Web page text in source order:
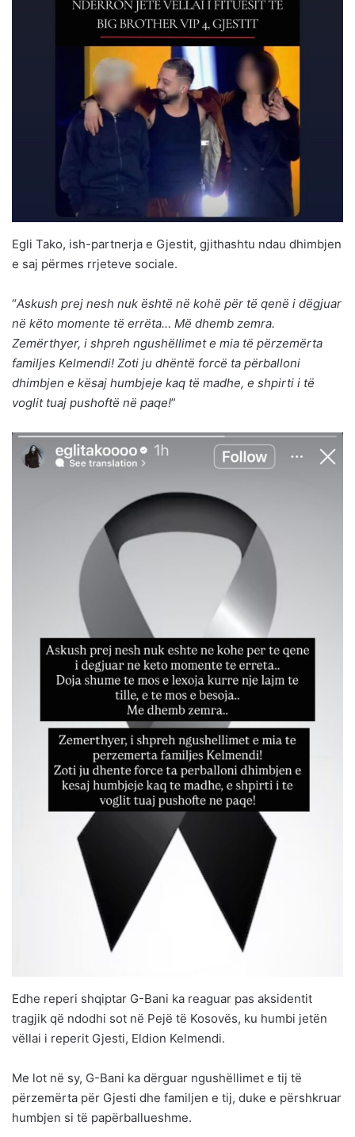
Egli Tako, ish-partnerja e Gjestit, gjithashtu ndau dhimbjen
e saj përmes rrjeteve sociale.
“Askush prej nesh nuk është në kohë për të qenë i dëgjuar
në këto momente të errëta… Më dhemb zemra.
Zemërthyer, i shpreh ngushëllimet e mia të përzemërta
familjes Kelmendi! Zoti ju dhëntë forcë ta përballoni
dhimbjen e kësaj humbjeje kaq të madhe, e shpirti i të
voglit tuaj pushoftë në paqe!”
Edhe reperi shqiptar G-Bani ka reaguar pas aksidentit
tragjik që ndodhi sot në Pejë të Kosovës, ku humbi jetën
vëllai i reperit Gjesti, Eldion Kelmendi.
Me lot në sy, G-Bani ka dërguar ngushëllimet e tij të
përzemërta për Gjesti dhe familjen e tij, duke e përshkruar
humbjen si të papërballueshme.